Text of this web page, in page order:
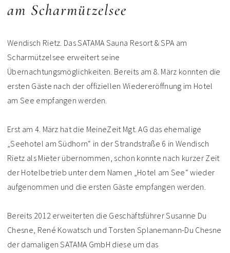
am Scharmützelsee
Wendisch Rietz. Das SATAMA Sauna Resort & SPA am
Scharmützelsee erweitert seine
Übernachtungsmöglichkeiten. Bereits am 8. März konnten die
ersten Gäste nach der offiziellen Wiedereröffnung im Hotel
am See empfangen werden.
Erst am 4. März hat die MeineZeit Mgt. AG das ehemalige
„Seehotel am Südhorn“ in der Strandstraße 6 in Wendisch
Rietz als Mieter übernommen, schon konnte nach kurzer Zeit
der Hotelbetrieb unter dem Namen „Hotel am See“ wieder
aufgenommen und die ersten Gäste empfangen werden.
Bereits 2012 erweiterten die Geschäftsführer Susanne Du
Chesne, René Kowatsch und Torsten Splanemann-Du Chesne
der damaligen SATAMA GmbH diese um das